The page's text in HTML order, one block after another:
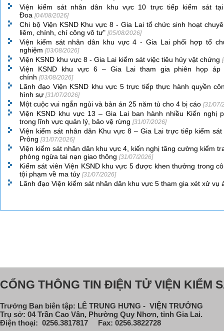
Viện kiểm sát nhân dân khu vực 10 trực tiếp kiểm sát
Đoa [04/08/2026]
Chi bộ Viện KSND Khu vực 8 - Gia Lai tổ chức sinh hoạt
liêm, chính, chí công vô tư" [05/08/2026]
Viện kiểm sát nhân dân khu vực 4 - Gia Lai phối hợp tổ
nghiệm [03/08/2026]
Viện KSND khu vực 8 - Gia Lai kiểm sát việc tiêu hủy vật chứng
Viện KSND khu vực 6 – Gia Lai tham gia phiên họp
chính [03/08/2026]
Lãnh đạo Viện KSND khu vực 5 trực tiếp thực hành quyền
hình sự [31/07/2026]
Một cuộc vui ngắn ngủi và bản án 25 năm tù cho 4 bị cáo [31/07/
Viện KSND khu vực 13 – Gia Lai ban hành nhiều Kiến nghị
trong lĩnh vực quản lý, bảo vệ rừng [31/07/2026]
Viện kiểm sát nhân dân Khu vực 8 – Gia Lai trực tiếp kiểm
Prông [31/07/2026]
Viện kiểm sát nhân dân khu vực 4, kiến nghị tăng cường kiểm
phòng ngừa tai nạn giao thông [31/07/2026]
Kiểm sát viên Viện KSND khu vực 5 được khen thưởng trong
tội phạm về ma túy [31/07/2026]
Lãnh đạo Viện kiểm sát nhân dân khu vực 5 tham gia xét xử
CỔNG THÔNG TIN ĐIỆN TỬ VIỆN KIỂM
Trưởng Ban biên tập: LÊ TRUNG HƯNG - VIỆN TRƯỞNG
Trụ sở: 04 Trần Cao Vân, Phường Quy Nhơn, tỉnh Gia Lai.
Điện thoại: 0256.3817817 Fax: 0256.3822728